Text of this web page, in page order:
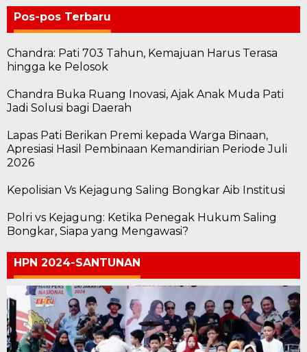
Pos-pos Terbaru
Chandra: Pati 703 Tahun, Kemajuan Harus Terasa
hingga ke Pelosok
Chandra Buka Ruang Inovasi, Ajak Anak Muda Pati
Jadi Solusi bagi Daerah
Lapas Pati Berikan Premi kepada Warga Binaan,
Apresiasi Hasil Pembinaan Kemandirian Periode Juli
2026
Kepolisian Vs Kejagung Saling Bongkar Aib Institusi
Polri vs Kejagung: Ketika Penegak Hukum Saling
Bongkar, Siapa yang Mengawasi?
HPN 2024-SANTUNAN